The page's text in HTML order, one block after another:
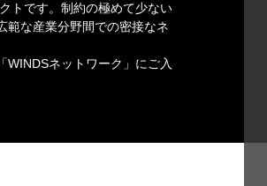
トです。制約の極めて少ない
範な産業分野間での密接なネ
ネットワーク」にご入